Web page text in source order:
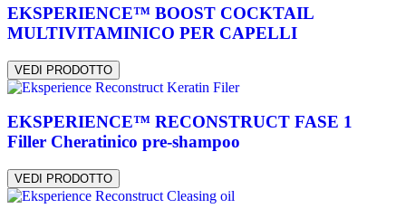
EKSPERIENCE™ BOOST COCKTAIL
MULTIVITAMINICO PER CAPELLI
VEDI PRODOTTO
EKSPERIENCE™ RECONSTRUCT FASE 1
Filler Cheratinico pre-shampoo
VEDI PRODOTTO